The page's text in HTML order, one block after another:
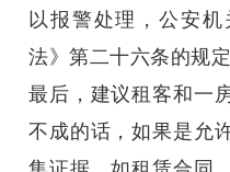
以报警处理，公安
法》第二十六条的规
最后，建议租客和一
不成的话，如果是允